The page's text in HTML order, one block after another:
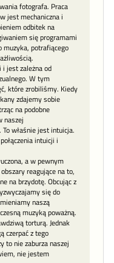
fotografa. Praca
jest mechaniczna i
odbitek na
się programami
muzyka, potrafiącego
i jest zależna od
W tym
które zrobiliśmy. Kiedy
zdajemy sobie
na podobne
naszej
właśnie jest intuicja.
intuicji i
a w pewnym
reagujące na to,
na brzydotę. Obcując z
się do
naszą
muzyką poważną.
torturą. Jednak
czerpać z tego
to nie zaburza naszej
nie jestem